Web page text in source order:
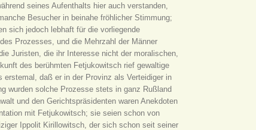
seines Aufenthalts hier auch verstanden,
Besucher in beinahe fröhlicher Stimmung;
sich jedoch lebhaft für die vorliegende
Prozesses, und die Mehrzahl der Männer
Juristen, die ihr Interesse nicht der moralischen,
des berühmten Fetjukowitsch rief gewaltige
erstemal, daß er in der Provinz als Verteidiger in
wurden solche Prozesse stets in ganz Rußland
und den Gerichtspräsidenten waren Anekdoten
mit Fetjukowitsch; sie seien schon von
Ippolit Kirillowitsch, der sich schon seit seiner